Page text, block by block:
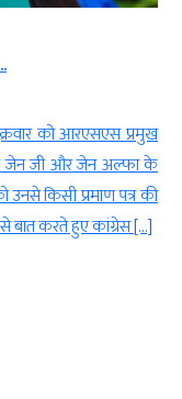
को आरएसएस प्रमुख
जेन जी और जेन अल्फा के
किसी प्रमाण पत्र की
करते हुए कांग्रेस […]
नई